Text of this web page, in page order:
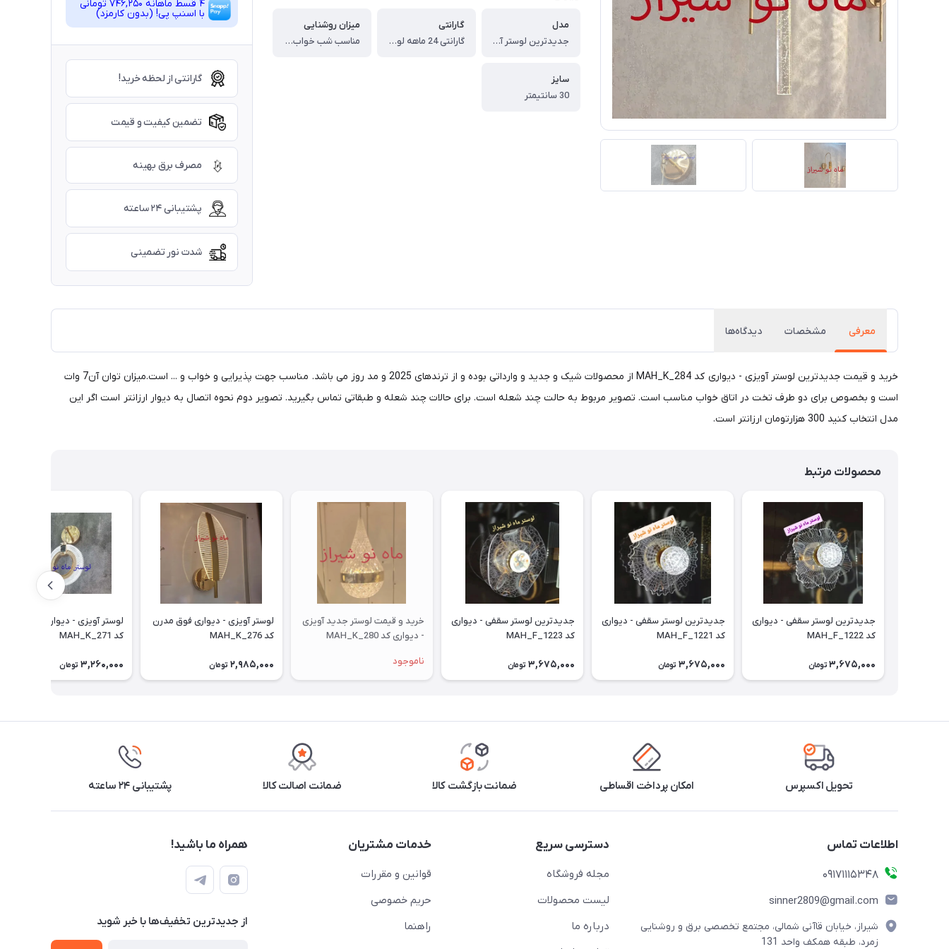
مدل
جدیدترین لوستر آویزی - دیواری کد MAH_K_284
گارانتی
گارانتی 24 ماهه لوستر ماه نو شیراز
میزان روشنایی
مناسب شب خواب 12 متر مربع
سایز
30 سانتیمتر
4 قسط ماهانه 746,250 تومانی
با اسنپ ‌پی! (بدون کارمزد)
گارانتی از لحظه خرید!
تضمین کیفیت و قیمت
مصرف برق بهینه
پشتیبانی ۲۴ ساعته
شدت نور تضمینی
معرفی مشخصات دیدگاه‌ها
خرید و قیمت جدیدترین لوستر آویزی - دیواری کد MAH_K_284 از محصولات شیک و جدید و وارداتی بوده و از ترندهای 2025 و مد روز می باشد. مناسب جهت پذیرایی و خواب و ... است.میزان توان آن7 وات
است و بخصوص برای دو طرف تخت در اتاق خواب مناسب است. تصویر مربوط به حالت چند شعله است. برای حالات چند شعله و طبقاتی تماس بگیرید. تصویر دوم نحوه اتصال به دیوار ارزانتر است اگر این
مدل انتخاب کنید 300 هزارتومان ارزانتر است.
محصولات مرتبط
جدیدترین لوستر سقفی - دیواری
کد MAH_F_1222
3,675,000 تومان
جدیدترین لوستر سقفی - دیواری
کد MAH_F_1221
3,675,000 تومان
جدیدترین لوستر سقفی - دیواری
کد MAH_F_1223
3,675,000 تومان
خرید و قیمت لوستر جدید آویزی
- دیواری کد MAH_K_280
ناموجود
لوستر آویزی - دیواری فوق مدرن
کد MAH_K_276
2,985,000 تومان
لوستر آویزی - دیواری فوق مدرن
کد MAH_K_271
3,260,000 تومان
تحویل اکسپرس امکان پرداخت اقساطی ضمانت بازگشت کالا ضمانت اصالت کالا پشتیبانی ۲۴ ساعته
اطلاعات تماس
09171115348
sinner2809@gmail.com
شیراز، خیابان قاآنی شمالی، مجتمع تخصصی برق و روشنایی
زمرد، طبقه همکف واحد 131
دسترسی سریع
مجله فروشگاه
لیست محصولات
درباره ما
خدمات مشتریان
قوانین و مقررات
حریم خصوصی
راهنما
همراه ما باشید!
از جدید‌ترین تخفیف‌ها با‌ خبر شوید